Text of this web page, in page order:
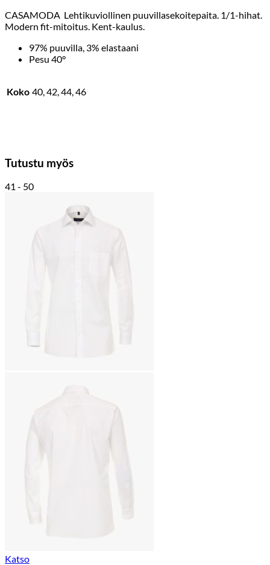
CASAMODA Lehtikuviollinen puuvillasekoitepaita. 1/1-hihat.
Modern fit-mitoitus. Kent-kaulus.
97% puuvilla, 3% elastaani
Pesu 40°
Koko 40, 42, 44, 46
Tutustu myös
41 - 50
Katso